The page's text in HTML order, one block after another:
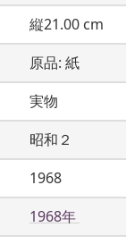
縦21.00 cm
原品: 紙
実物
昭和２
1968
1968年